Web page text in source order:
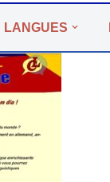
LANGUES